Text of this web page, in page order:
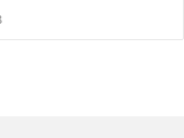
Вы можете стать